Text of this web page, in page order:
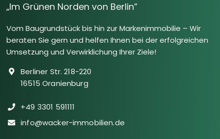
„Im Grünen Norden von Berlin”
Vom Baugrundstück bis hin zur Markenimmobilie – Wir
beraten Sie gern und helfen Ihnen bei der erfolgreichen
Umsetzung und Verwirklichung Ihrer Ziele!
Berliner Str. 218-220
16515 Oranienburg
+49 3301 591111
info@wacker-immobilien.de